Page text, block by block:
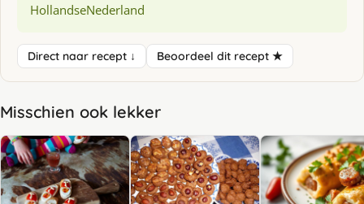
HollandseNederland
Direct naar recept ↓ Beoordeel dit recept ★
Misschien ook lekker